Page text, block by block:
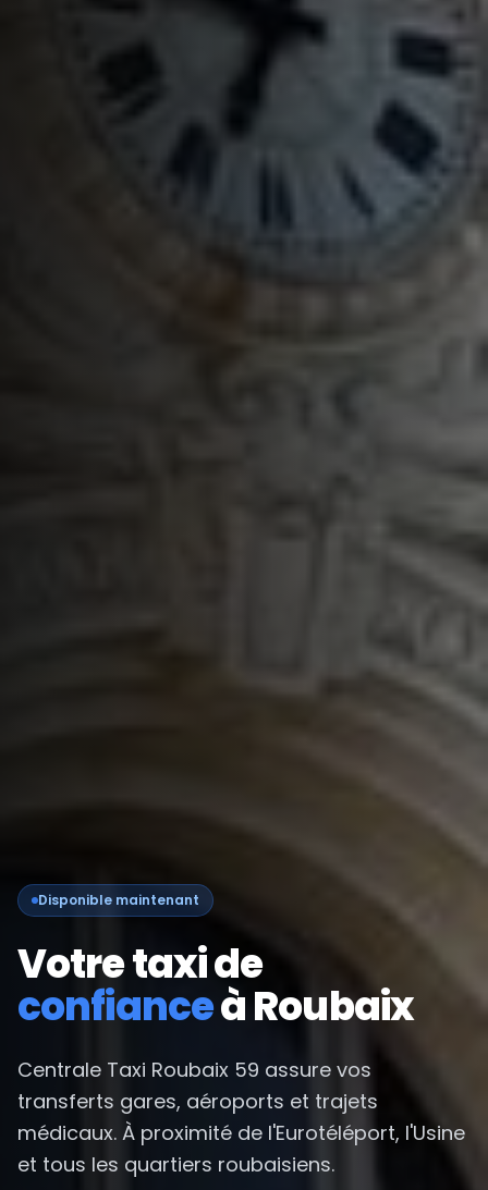
Disponible maintenant
Votre taxi de
confianceà Roubaix
Centrale Taxi Roubaix 59 assure vos
transferts gares, aéroports et trajets
médicaux. À proximité de l'Eurotéléport, l'Usine
et tous les quartiers roubaisiens.